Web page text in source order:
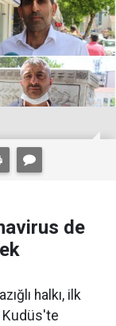
de
halkı, ilk
Kudüs'te